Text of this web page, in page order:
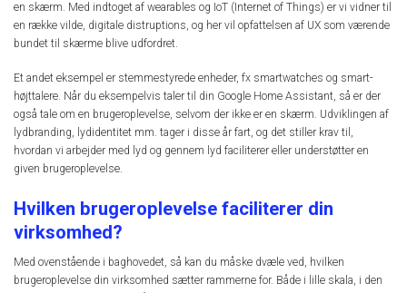
en skærm. Med indtoget af wearables og IoT (Internet of Things) er vi vidner til
en række vilde, digitale distruptions, og her vil opfattelsen af UX som værende
bundet til skærme blive udfordret.
Et andet eksempel er stemmestyrede enheder, fx smartwatches og smart-
højttalere. Når du eksempelvis taler til din Google Home Assistant, så er der
også tale om en brugeroplevelse, selvom der ikke er en skærm. Udviklingen af
lydbranding, lydidentitet mm. tager i disse år fart, og det stiller krav til,
hvordan vi arbejder med lyd og gennem lyd faciliterer eller understøtter en
given brugeroplevelse.
Hvilken brugeroplevelse faciliterer din
virksomhed?
Med ovenstående i baghovedet, så kan du måske dvæle ved, hvilken
brugeroplevelse din virksomhed sætter rammerne for. Både i lille skala, i den